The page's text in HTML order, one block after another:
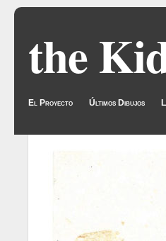
the
El Proyecto Últimos Dibujos